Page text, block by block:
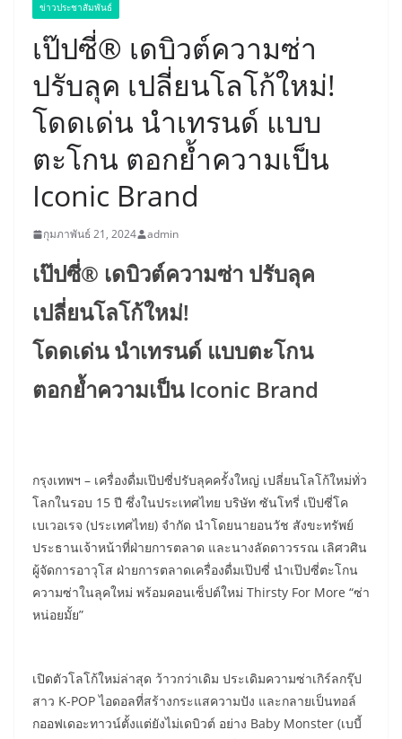
ข่าวประชาสัมพันธ์
เป๊ปซี่® เดบิวต์ความซ่า
ปรับลุค เปลี่ยนโลโก้ใหม่!
โดดเด่น นำเทรนด์ แบบ
ตะโกน ตอกย้ำความเป็น
Iconic Brand
กุมภาพันธ์ 21, 2024 admin
เป๊ปซี่® เดบิวต์ความซ่า ปรับลุค
เปลี่ยนโลโก้ใหม่!
โดดเด่น นำเทรนด์ แบบตะโกน
ตอกย้ำความเป็น Iconic Brand
​กรุงเทพฯ – เครื่องดื่มเป๊ปซี่ปรับลุคครั้งใหญ่ เปลี่ยนโลโก้ใหม่ทั่ว
โลกในรอบ 15 ปี ซึ่งในประเทศไทย บริษัท ซันโทรี่ เป๊ปซี่โค
เบเวอเรจ (ประเทศไทย) จำกัด นำโดยนายอนวัช สังขะทรัพย์
ประธานเจ้าหน้าที่ฝ่ายการตลาด และนางลัดดาวรรณ เลิศวศิน
ผู้จัดการอาวุโส ฝ่ายการตลาดเครื่องดื่มเป๊ปซี่ นำเป๊ปซี่ตะโกน
ความซ่าในลุคใหม่ พร้อมคอนเซ็ปต์ใหม่ Thirsty For More “ซ่า
หน่อยมั้ย”
เปิดตัวโลโก้ใหม่ล่าสุด ว้าวกว่าเดิม ประเดิมความซ่าเกิร์ลกรุ๊ป
สาว K-POP ไอดอลที่สร้างกระแสความปัง และกลายเป็นทอล์
กออฟเดอะทาวน์ตั้งแต่ยังไม่เดบิวต์ อย่าง Baby Monster (เบบี้